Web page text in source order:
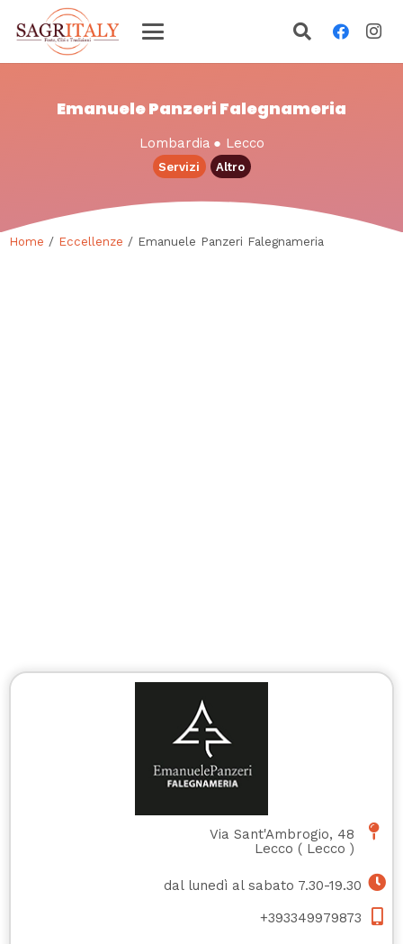
Emanuele Panzeri Falegnameria
Lombardia ● Lecco
Servizi Altro
Home / Eccellenze / Emanuele Panzeri Falegnameria
Via Sant'Ambrogio, 48
Lecco ( Lecco )
dal lunedì al sabato 7.30-19.30
+393349979873